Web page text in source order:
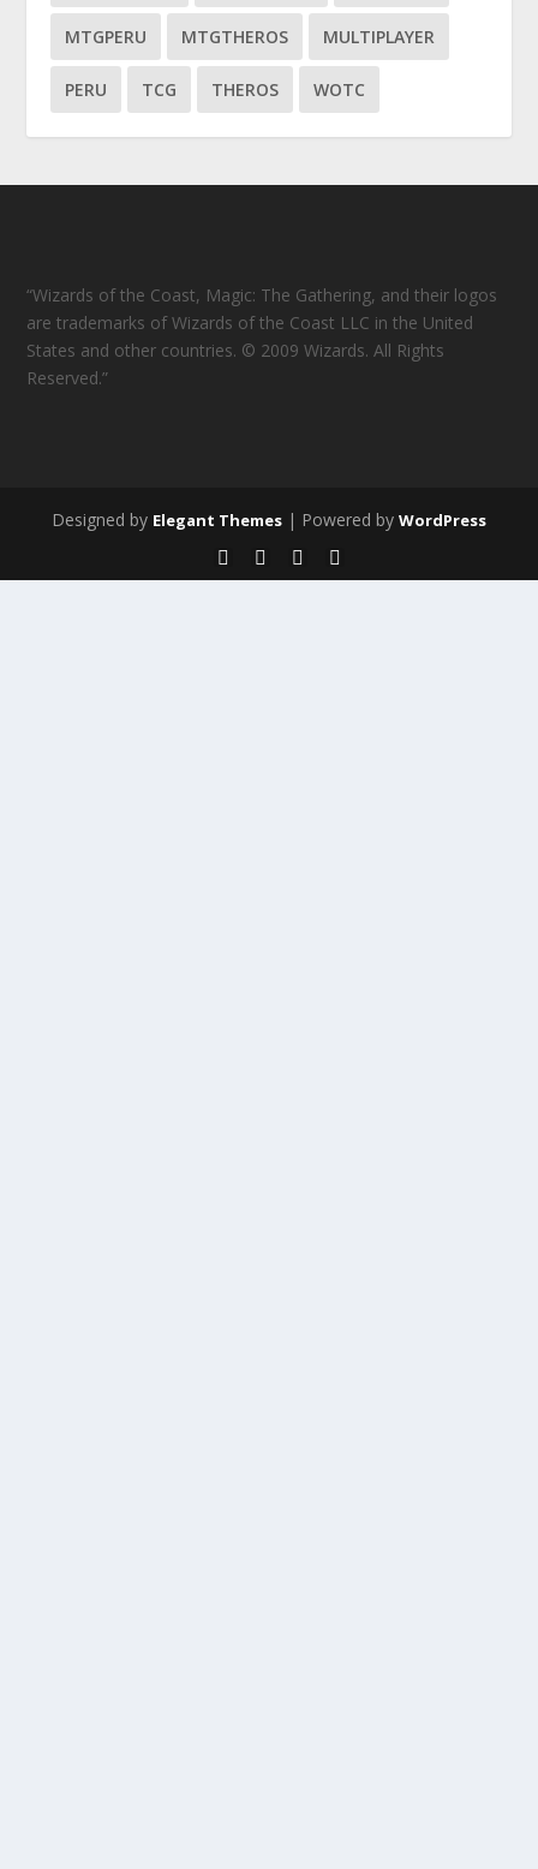
MTGPERU MTGTHEROS MULTIPLAYER
PERU TCG THEROS WOTC
“Wizards of the Coast, Magic: The Gathering, and their logos
are trademarks of Wizards of the Coast LLC in the United
States and other countries. © 2009 Wizards. All Rights
Reserved.”
Designed by Elegant Themes | Powered by WordPress